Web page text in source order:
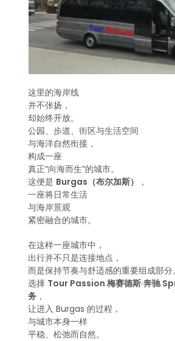
这里的海岸线
并不张扬，
却始终开放。
公园、步道、街区与生活空间
与海洋自然衔接，
构成一座
真正“向海而生”的城市。
这便是 Burgas（布尔加斯）
，
一座将日常生活
与海岸景观
紧密融合的城市。
在这样一座城市中，
出行并不只是连接地点，
而是保持节奏与舒适感的重要组成部分。
选择 Tour Passion 梅赛德斯·奔驰
务 ，
让进入 Burgas 的过程，
与城市本身一样
平稳、松弛而自然。